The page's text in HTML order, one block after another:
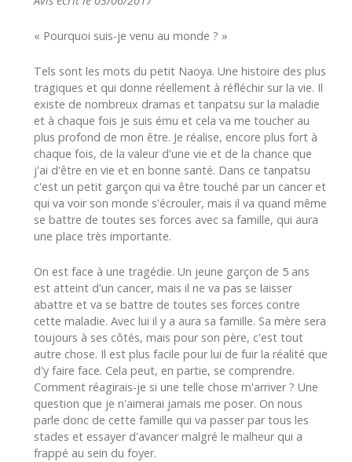
« Pourquoi suis-je venu au monde ? »
Tels sont les mots du petit Naoya. Une histoire des plus
tragiques et qui donne réellement à réfléchir sur la vie. Il
existe de nombreux dramas et tanpatsu sur la maladie
et à chaque fois je suis ému et cela va me toucher au
plus profond de mon être. Je réalise, encore plus fort à
chaque fois, de la valeur d'une vie et de la chance que
j'ai d'être en vie et en bonne santé. Dans ce tanpatsu
c'est un petit garçon qui va être touché par un cancer et
qui va voir son monde s'écrouler, mais il va quand même
se battre de toutes ses forces avec sa famille, qui aura
une place très importante.
On est face à une tragédie. Un jeune garçon de 5 ans
est atteint d'un cancer, mais il ne va pas se laisser
abattre et va se battre de toutes ses forces contre
cette maladie. Avec lui il y a aura sa famille. Sa mère sera
toujours à ses côtés, mais pour son père, c'est tout
autre chose. Il est plus facile pour lui de fuir la réalité que
d'y faire face. Cela peut, en partie, se comprendre.
Comment réagirais-je si une telle chose m'arriver ? Une
question que je n'aimerai jamais me poser. On nous
parle donc de cette famille qui va passer par tous les
stades et essayer d'avancer malgré le malheur qui a
frappé au sein du foyer.